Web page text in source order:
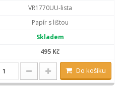
VR1770UU-lista
Papír s lištou
Skladem
495 Kč
Do košíku